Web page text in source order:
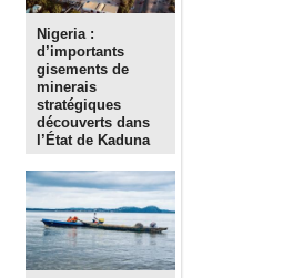
Nigeria :
d’importants
gisements de
minerais
stratégiques
découverts dans
l’État de Kaduna